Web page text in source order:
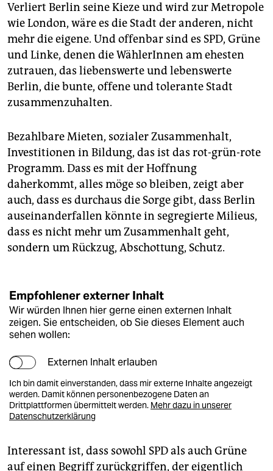
Verliert Berlin seine Kieze und wird zur Metropole
wie London, wäre es die Stadt der anderen, nicht
mehr die eigene. Und offenbar sind es SPD, Grüne
und Linke, denen die WählerInnen am ehesten
zutrauen, das liebenswerte und lebenswerte
Berlin, die bunte, offene und tolerante Stadt
zusammenzuhalten.
Bezahlbare Mieten, sozialer Zusammenhalt,
Investitionen in Bildung, das ist das rot-grün-rote
Programm. Dass es mit der Hoffnung
daherkommt, alles möge so bleiben, zeigt aber
auch, dass es durchaus die Sorge gibt, dass Berlin
auseinanderfallen könnte in segregierte Milieus,
dass es nicht mehr um Zusammenhalt geht,
sondern um Rückzug, Abschottung, Schutz.
Empfohlener externer Inhalt
Wir würden Ihnen hier gerne einen externen Inhalt
zeigen. Sie entscheiden, ob Sie dieses Element auch
sehen wollen:
Externen Inhalt erlauben
Ich bin damit einverstanden, dass mir externe Inhalte angezeigt
werden. Damit können personenbezogene Daten an
Drittplattformen übermittelt werden. Mehr dazu in unserer
Datenschutzerklärung
Interessant ist, dass sowohl SPD als auch Grüne
auf einen Begriff zurückgriffen, der eigentlich